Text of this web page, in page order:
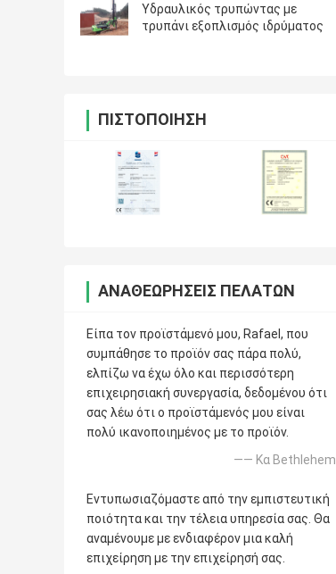
Υδραυλικός τρυπώντας με
τρυπάνι εξοπλισμός ιδρύματος
ΠΙΣΤΟΠΟΊΗΣΗ
ΑΝΑΘΕΩΡΉΣΕΙΣ ΠΕΛΑΤΏΝ
Είπα τον προϊστάμενό μου, Rafael, που
συμπάθησε το προϊόν σας πάρα πολύ,
ελπίζω να έχω όλο και περισσότερη
επιχειρησιακή συνεργασία, δεδομένου ότι
σας λέω ότι ο προϊστάμενός μου είναι
πολύ ικανοποιημένος με το προϊόν.
—— Κα Bethlehem
Εντυπωσιαζόμαστε από την εμπιστευτική
ποιότητα και την τέλεια υπηρεσία σας. Θα
αναμένουμε με ενδιαφέρον μια καλή
επιχείρηση με την επιχείρησή σας.